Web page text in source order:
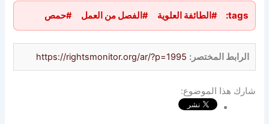
tags: #الطائفة العلوية #الفصل من العمل #حمص
الرابط المختصر: https://rightsmonitor.org/ar/?p=1995
شارك هذا الموضوع: